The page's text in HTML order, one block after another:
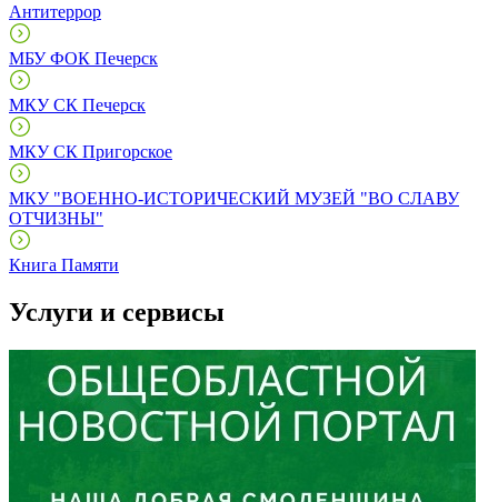
Антитеррор
МБУ ФОК Печерск
МКУ СК Печерск
МКУ СК Пригорское
МКУ "ВОЕННО-ИСТОРИЧЕСКИЙ МУЗЕЙ "ВО СЛАВУ
ОТЧИЗНЫ"
Книга Памяти
Услуги и сервисы